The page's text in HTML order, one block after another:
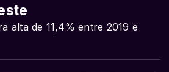
alta de 11,4% entre 2019 e